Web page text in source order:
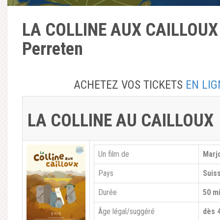
LA COLLINE AUX
Perreten
ACHETEZ VOS TICKETS EN
LA COLLINE AU CAILLOUX
Un film de
Pays
Durée 50
Âge légal/suggéré dès